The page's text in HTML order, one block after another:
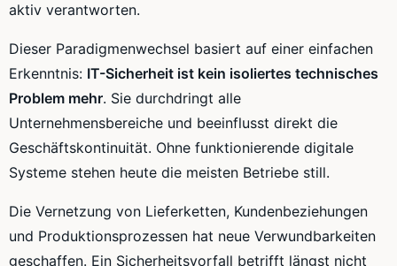
aktiv verantworten.
Dieser Paradigmenwechsel basiert auf einer einfachen
Erkenntnis: IT-Sicherheit ist kein isoliertes technisches
Problem mehr. Sie durchdringt alle
Unternehmensbereiche und beeinflusst direkt die
Geschäftskontinuität. Ohne funktionierende digitale
Systeme stehen heute die meisten Betriebe still.
Die Vernetzung von Lieferketten, Kundenbeziehungen
und Produktionsprozessen hat neue Verwundbarkeiten
geschaffen. Ein Sicherheitsvorfall betrifft längst nicht